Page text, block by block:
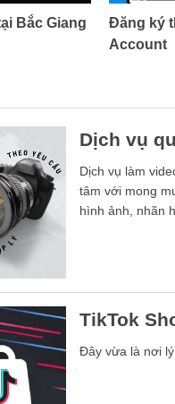
Bắc Giang
Đăng ký
Account
Dịch vụ
Dịch vụ làm
tâm với mong
hình ảnh, nhãn
TikTok
Đây vừa là nơi